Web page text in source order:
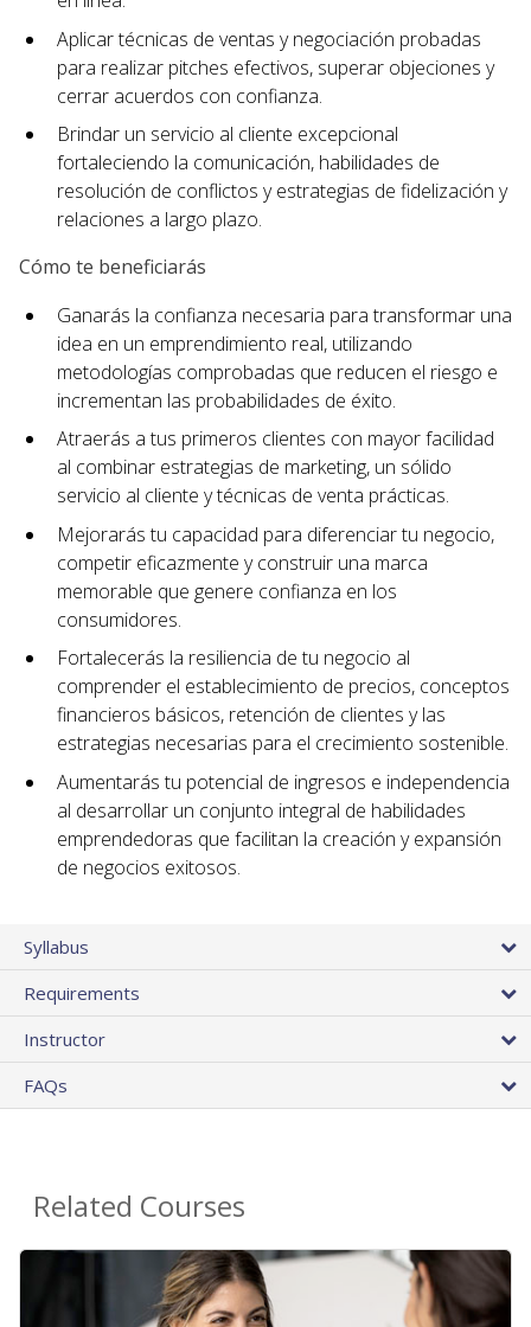
Aplicar técnicas de ventas y negociación probadas
para realizar pitches efectivos, superar objeciones y
cerrar acuerdos con confianza.
Brindar un servicio al cliente excepcional
fortaleciendo la comunicación, habilidades de
resolución de conflictos y estrategias de fidelización y
relaciones a largo plazo.
Cómo te beneficiarás
Ganarás la confianza necesaria para transformar una
idea en un emprendimiento real, utilizando
metodologías comprobadas que reducen el riesgo e
incrementan las probabilidades de éxito.
Atraerás a tus primeros clientes con mayor facilidad
al combinar estrategias de marketing, un sólido
servicio al cliente y técnicas de venta prácticas.
Mejorarás tu capacidad para diferenciar tu negocio,
competir eficazmente y construir una marca
memorable que genere confianza en los
consumidores.
Fortalecerás la resiliencia de tu negocio al
comprender el establecimiento de precios, conceptos
financieros básicos, retención de clientes y las
estrategias necesarias para el crecimiento sostenible.
Aumentarás tu potencial de ingresos e independencia
al desarrollar un conjunto integral de habilidades
emprendedoras que facilitan la creación y expansión
de negocios exitosos.
Syllabus
Requirements
Instructor
FAQs
Related Courses